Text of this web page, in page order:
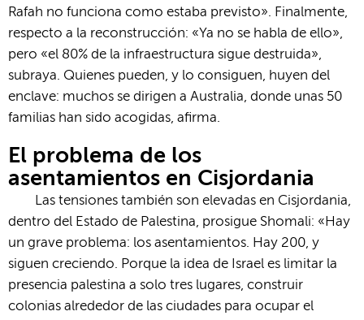
Rafah no funciona como estaba previsto». Finalmente,
respecto a la reconstrucción: «Ya no se habla de ello»,
pero «el 80% de la infraestructura sigue destruida»,
subraya. Quienes pueden, y lo consiguen, huyen del
enclave: muchos se dirigen a Australia, donde unas 50
familias han sido acogidas, afirma.
El problema de los
asentamientos en Cisjordania
Las tensiones también son elevadas en Cisjordania,
dentro del Estado de Palestina, prosigue Shomali: «Hay
un grave problema: los asentamientos. Hay 200, y
siguen creciendo. Porque la idea de Israel es limitar la
presencia palestina a solo tres lugares, construir
colonias alrededor de las ciudades para ocupar el